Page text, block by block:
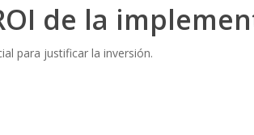
de la
para justificar la inversión.